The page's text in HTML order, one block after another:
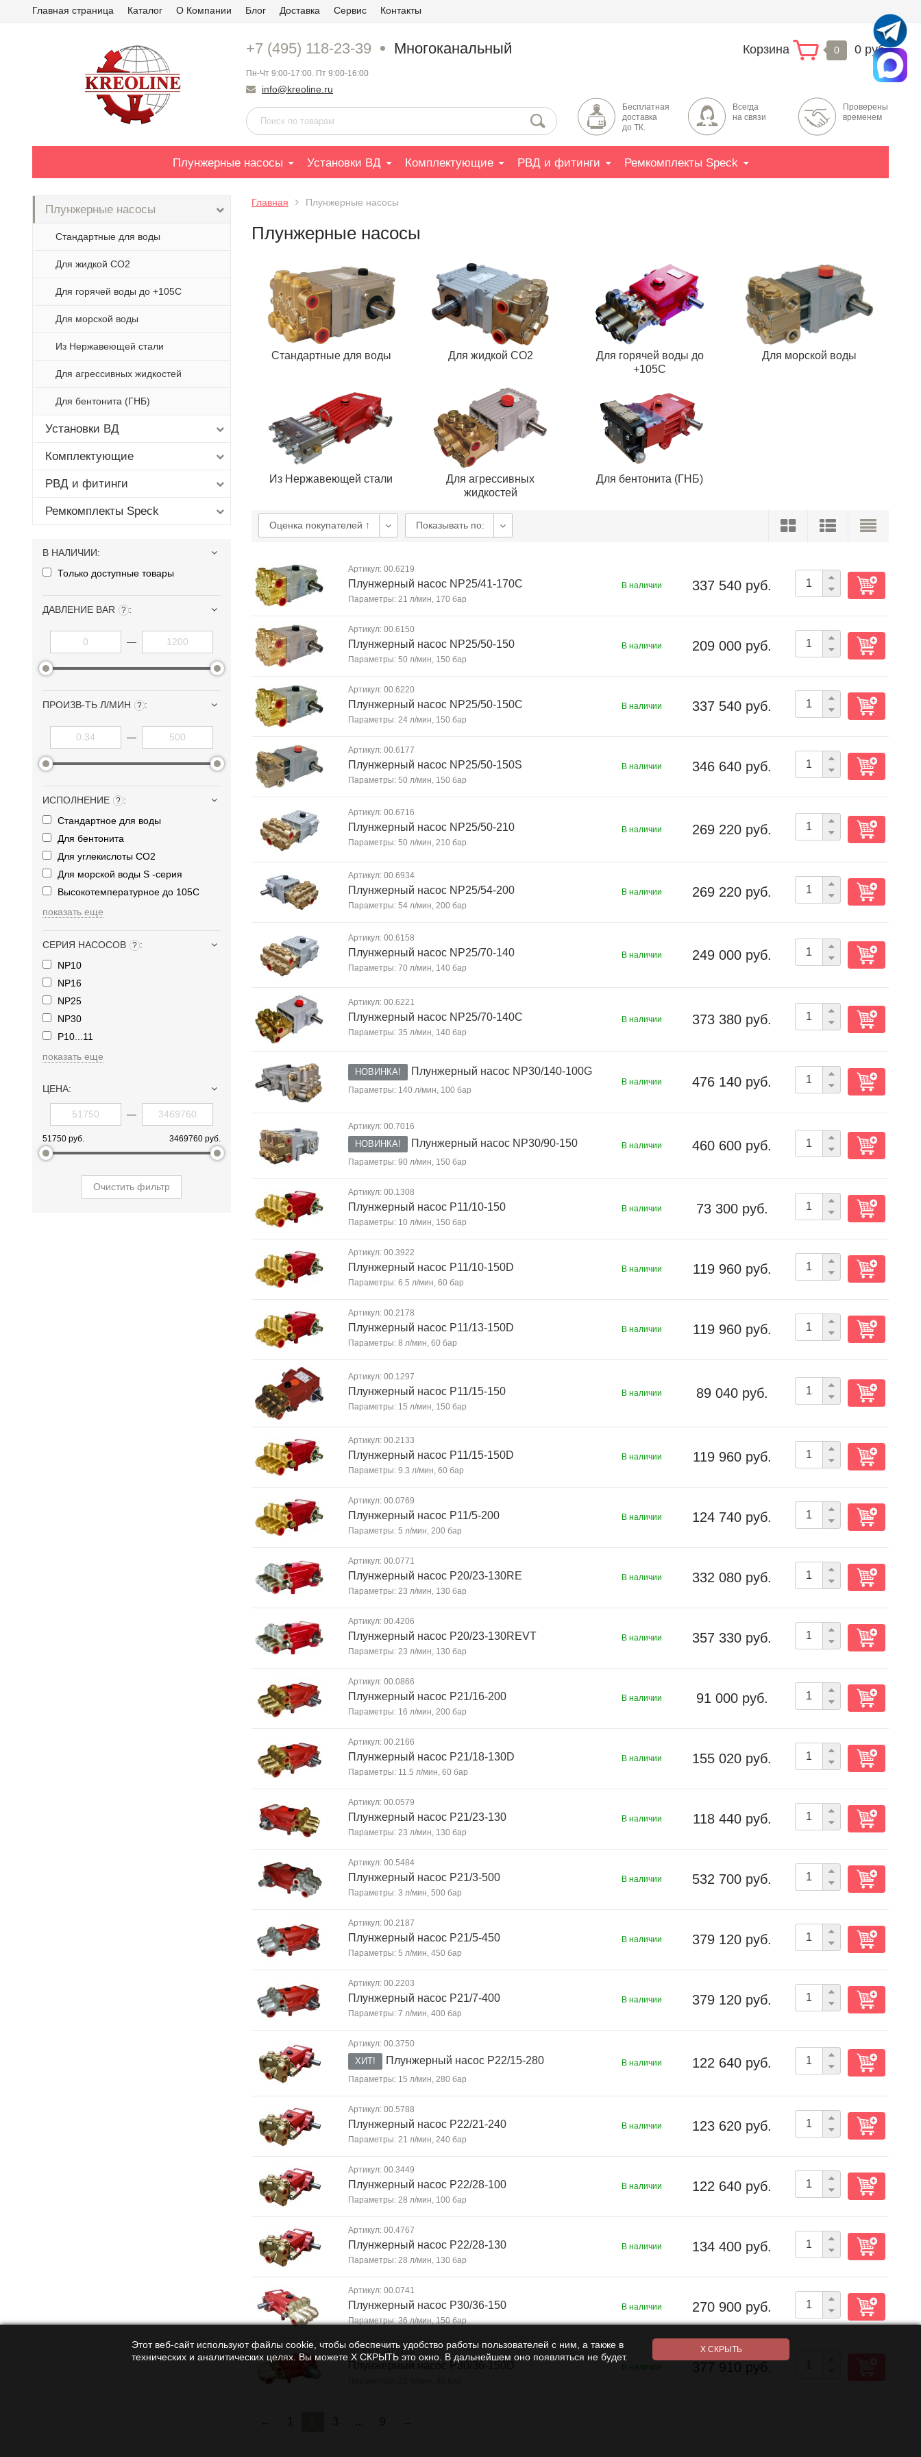
Главная страница Каталог О Компании Блог Доставка Сервис Контакты
+7 (495) 118-23-39 Многоканальный
Пн-Чт 9:00-17:00. Пт 9:00-16:00
info@kreoline.ru
Корзина 0 0 руб.
Бесплатная
доставка
до ТК.
Всегда
на связи
Проверены
временем
Плунжерные насосы Установки ВД Комплектующие РВД и фитинги Ремкомплекты Speck
Плунжерные насосы
Стандартные для воды
Для жидкой СО2
Для горячей воды до +105С
Для морской воды
Из Нержавеющей стали
Для агрессивных жидкостей
Для бентонита (ГНБ)
Установки ВД
Комплектующие
РВД и фитинги
Ремкомплекты Speck
В НАЛИЧИИ:
Только доступные товары
ДАВЛЕНИЕ BAR ? :
—
ПРОИЗВ-ТЬ Л/МИН ? :
—
ИСПОЛНЕНИЕ ? :
Стандартное для воды
Для бентонита
Для углекислоты CO2
Для морской воды S -серия
Высокотемпературное до 105С
показать еще
СЕРИЯ НАСОСОВ ? :
NP10
NP16
NP25
NP30
P10...11
показать еще
ЦЕНА:
—
51750 руб. 3469760 руб.
Очистить фильтр
Главная Плунжерные насосы
Плунжерные насосы
Стандартные для воды Для жидкой СО2
Для горячей воды до
+105С
Для морской воды
Из Нержавеющей стали
Для агрессивных
жидкостей
Для бентонита (ГНБ)
Оценка покупателей ↑ Показывать по:
Артикул: 00.6219
Плунжерный насос NP25/41-170C
Параметры: 21 л/мин, 170 бар
В наличии 337 540 руб.
Артикул: 00.6150
Плунжерный насос NP25/50-150
Параметры: 50 л/мин, 150 бар
В наличии 209 000 руб.
Артикул: 00.6220
Плунжерный насос NP25/50-150C
Параметры: 24 л/мин, 150 бар
В наличии 337 540 руб.
Артикул: 00.6177
Плунжерный насос NP25/50-150S
Параметры: 50 л/мин, 150 бар
В наличии 346 640 руб.
Артикул: 00.6716
Плунжерный насос NP25/50-210
Параметры: 50 л/мин, 210 бар
В наличии 269 220 руб.
Артикул: 00.6934
Плунжерный насос NP25/54-200
Параметры: 54 л/мин, 200 бар
В наличии 269 220 руб.
Артикул: 00.6158
Плунжерный насос NP25/70-140
Параметры: 70 л/мин, 140 бар
В наличии 249 000 руб.
Артикул: 00.6221
Плунжерный насос NP25/70-140C
Параметры: 35 л/мин, 140 бар
В наличии 373 380 руб.
НОВИНКА! Плунжерный насос NP30/140-100G
Параметры: 140 л/мин, 100 бар
В наличии 476 140 руб.
Артикул: 00.7016
НОВИНКА! Плунжерный насос NP30/90-150
Параметры: 90 л/мин, 150 бар
В наличии 460 600 руб.
Артикул: 00.1308
Плунжерный насос P11/10-150
Параметры: 10 л/мин, 150 бар
В наличии 73 300 руб.
Артикул: 00.3922
Плунжерный насос P11/10-150D
Параметры: 6.5 л/мин, 60 бар
В наличии 119 960 руб.
Артикул: 00.2178
Плунжерный насос P11/13-150D
Параметры: 8 л/мин, 60 бар
В наличии 119 960 руб.
Артикул: 00.1297
Плунжерный насос P11/15-150
Параметры: 15 л/мин, 150 бар
В наличии 89 040 руб.
Артикул: 00.2133
Плунжерный насос P11/15-150D
Параметры: 9.3 л/мин, 60 бар
В наличии 119 960 руб.
Артикул: 00.0769
Плунжерный насос P11/5-200
Параметры: 5 л/мин, 200 бар
В наличии 124 740 руб.
Артикул: 00.0771
Плунжерный насос P20/23-130RE
Параметры: 23 л/мин, 130 бар
В наличии 332 080 руб.
Артикул: 00.4206
Плунжерный насос P20/23-130REVT
Параметры: 23 л/мин, 130 бар
В наличии 357 330 руб.
Артикул: 00.0866
Плунжерный насос P21/16-200
Параметры: 16 л/мин, 200 бар
В наличии 91 000 руб.
Артикул: 00.2166
Плунжерный насос P21/18-130D
Параметры: 11.5 л/мин, 60 бар
В наличии 155 020 руб.
Артикул: 00.0579
Плунжерный насос P21/23-130
Параметры: 23 л/мин, 130 бар
В наличии 118 440 руб.
Артикул: 00.5484
Плунжерный насос P21/3-500
Параметры: 3 л/мин, 500 бар
В наличии 532 700 руб.
Артикул: 00.2187
Плунжерный насос P21/5-450
Параметры: 5 л/мин, 450 бар
В наличии 379 120 руб.
Артикул: 00.2203
Плунжерный насос P21/7-400
Параметры: 7 л/мин, 400 бар
В наличии 379 120 руб.
Артикул: 00.3750
ХИТ! Плунжерный насос P22/15-280
Параметры: 15 л/мин, 280 бар
В наличии 122 640 руб.
Артикул: 00.5788
Плунжерный насос P22/21-240
Параметры: 21 л/мин, 240 бар
В наличии 123 620 руб.
Артикул: 00.3449
Плунжерный насос P22/28-100
Параметры: 28 л/мин, 100 бар
В наличии 122 640 руб.
Артикул: 00.4767
Плунжерный насос P22/28-130
Параметры: 28 л/мин, 130 бар
В наличии 134 400 руб.
Артикул: 00.0741
Плунжерный насос P30/36-150
Параметры: 36 л/мин, 150 бар
В наличии 270 900 руб.
Артикул: 00.2130
Плунжерный насос P30/36-150D В наличии
Этот веб-сайт используют файлы cookie, чтобы обеспечить удобство работы пользователей с ним, а также в
технических и аналитических целях. Вы можете Х СКРЫТЬ это окно. В дальнейшем оно появляться не будет.